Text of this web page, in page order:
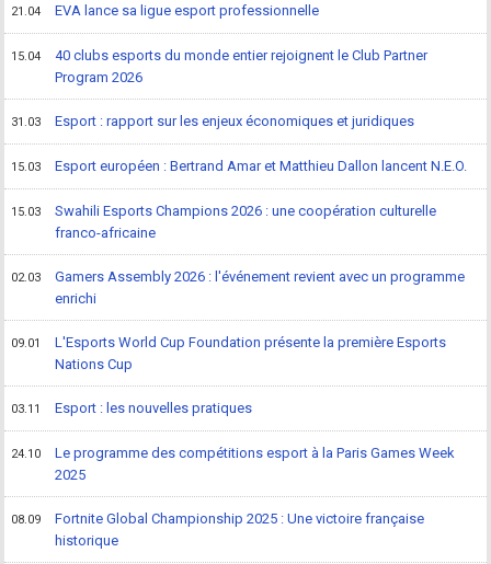
21.04 EVA lance sa ligue esport professionnelle
15.04
40 clubs esports du monde entier rejoignent le Club Partner
Program 2026
31.03 Esport : rapport sur les enjeux économiques et juridiques
15.03 Esport européen : Bertrand Amar et Matthieu Dallon lancent N.E.O.
15.03
Swahili Esports Champions 2026 : une coopération culturelle
franco-africaine
02.03
Gamers Assembly 2026 : l'événement revient avec un programme
enrichi
09.01
L'Esports World Cup Foundation présente la première Esports
Nations Cup
03.11 Esport : les nouvelles pratiques
24.10
Le programme des compétitions esport à la Paris Games Week
2025
08.09
Fortnite Global Championship 2025 : Une victoire française
historique